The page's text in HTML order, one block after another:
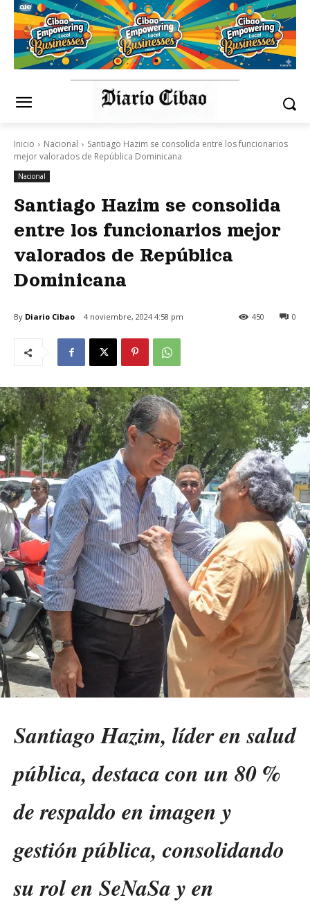
Inicio Nacional
Santiago Hazim se consolida entre los funcionarios
mejor valorados de República Dominicana
Nacional
Santiago Hazim se consolida
entre los funcionarios mejor
valorados de República
Dominicana
By Diario Cibao 4 noviembre, 2024 4:58 pm 0
450
Santiago Hazim, líder en salud
pública, destaca con un 80 %
de respaldo en imagen y
gestión pública, consolidando
su rol en SeNaSa y en